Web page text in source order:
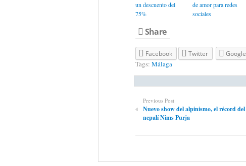
un descuento del
75%
de amor para redes
sociales
Share
Facebook Twitter Google
Tags: Málaga
Previous Post
Nuevo show del alpinismo, el récord del
nepalí Nims Purja